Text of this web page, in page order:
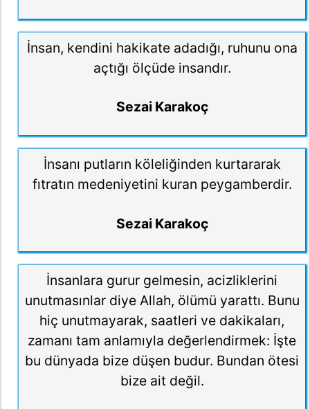
İnsan, kendini hakikate adadığı, ruhunu ona
açtığı ölçüde insandır.
Sezai Karakoç
İnsanı putların köleliğinden kurtararak
fıtratın medeniyetini kuran peygamberdir.
Sezai Karakoç
İnsanlara gurur gelmesin, acizliklerini
unutmasınlar diye Allah, ölümü yarattı. Bunu
hiç unutmayarak, saatleri ve dakikaları,
zamanı tam anlamıyla değerlendirmek: İşte
bu dünyada bize düşen budur. Bundan ötesi
bize ait değil.